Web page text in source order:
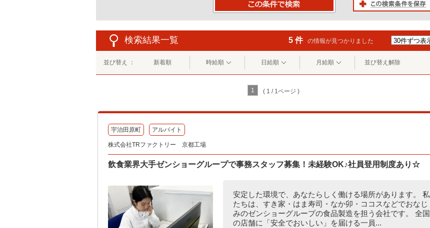
検索結果一覧 5 件 の情報が見つかりました
並び替え ： 新着順 時給順 日給順 月給順 並び替え解除
1 ( 1 / 1ページ )
宇治田原町 アルバイト
株式会社TRファクトリー 京都工場
飲食業界大手ゼンショーグループで事務スタッフ募集！未経験OK♪社員登用制度あり☆
安定した環境で、あなたらしく働ける場所があります。 私
たちは、すき家・はま寿司・なか卯・ココスなどでおなじ
みのゼンショーグループの食品製造を担う会社です。 全国
の店舗に「安全でおいしい」を届ける一員...